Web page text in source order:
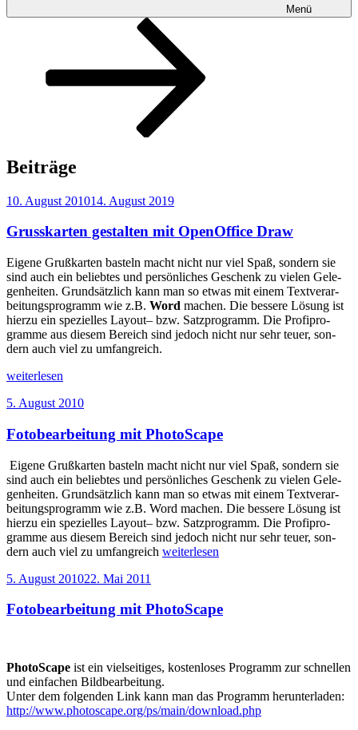
Menü
Beiträge
Veröffentlicht
10. August 201014. August 2019
Grusskarten gestalten mit OpenOffice Draw
Eige­ne Gruß­kar­ten bas­teln macht nicht nur viel Spaß, son­dern sie
sind auch ein belieb­tes und per­sön­li­ches Geschenk zu vie­len Gele­
gen­hei­ten. Grund­sätz­lich kann man so etwas mit einem Text­ver­ar­
bei­tungs­pro­gramm wie z.B. Word machen. Die bes­se­re Lösung ist
hier­zu ein spe­zi­el­les Lay­out– bzw. Satz­pro­gramm. Die Pro­fi­pro­
gram­me aus die­sem Bereich sind jedoch nicht nur sehr teu­er, son­
dern auch viel zu umfangreich.
„Gruss­
ten
ten
Open­
Of­
fice
Draw“
weiterlesen
Veröffentlicht
5. August 2010
Fotobearbeitung mit PhotoScape
Eige­ne Gruß­kar­ten bas­teln macht nicht nur viel Spaß, son­dern sie
sind auch ein belieb­tes und per­sön­li­ches Geschenk zu vie­len Gele­
gen­hei­ten. Grund­sätz­lich kann man so etwas mit einem Text­ver­ar­
bei­tungs­pro­gramm wie z.B. Word machen. Die bes­se­re Lösung ist
hier­zu ein spe­zi­el­les Lay­out– bzw. Satz­pro­gramm. Die Pro­fi­pro­
gram­me aus die­sem Bereich sind jedoch nicht nur sehr teu­er, son­
dern auch viel zu umfang­reich „Foto­
tung
oS­
weiterlesen
Veröffentlicht
5. August 201022. Mai 2011
Fotobearbeitung mit PhotoScape
Pho­t­oS­cape ist ein viel­sei­ti­ges, kos­ten­lo­ses Pro­gramm zur schnel­len
und ein­fa­chen Bildbearbeitung.
Unter dem fol­gen­den Link kann man das Pro­gramm herunterladen:
http://www.photoscape.org/ps/main/download.php